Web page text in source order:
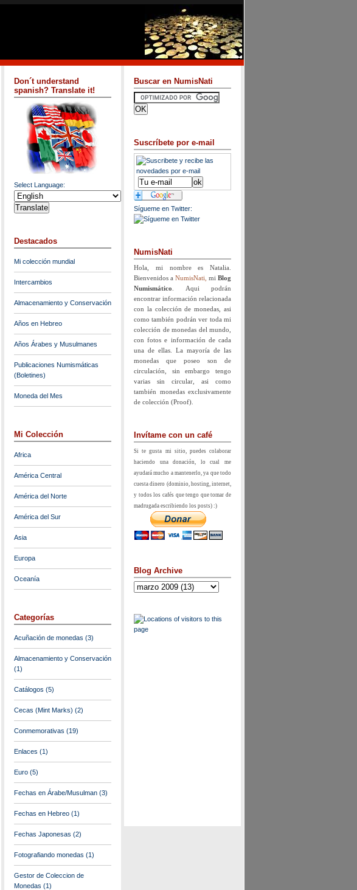
Don´t understand
spanish? Translate it!
Select Language:
Destacados
Mi colección mundial
Intercambios
Almacenamiento y Conservación
Años en Hebreo
Años Árabes y Musulmanes
Publicaciones Numismáticas
(Boletines)
Moneda del Mes
Mi Colección
Africa
América Central
América del Norte
América del Sur
Asia
Europa
Oceanía
Categorías
Acuñación de monedas (3)
Almacenamiento y Conservación
(1)
Catálogos (5)
Cecas (Mint Marks) (2)
Conmemorativas (19)
Enlaces (1)
Euro (5)
Fechas en Árabe/Musulman (3)
Fechas en Hebreo (1)
Fechas Japonesas (2)
Fotografiando monedas (1)
Gestor de Coleccion de
Monedas (1)
Buscar en NumisNati
Suscríbete por e-mail
Sígueme en Twitter:
NumisNati
Hola, mi nombre es Natalia.
Bienvenidos a NumisNati, mi Blog
Numismático . Aqui podrán
encontrar información relacionada
con la colección de monedas, asi
como también podrán ver toda mi
colección de monedas del mundo,
con fotos e información de cada
una de ellas. La mayoría de las
monedas que poseo son de
circulación, sin embargo tengo
varias sin circular, asi como
también monedas exclusivamente
de colección (Proof).
Invítame con un café
Si te gusta mi sitio, puedes colaborar
haciendo una donación, lo cual me
ayudará mucho a mantenerlo, ya que todo
cuesta dinero (dominio, hosting, internet,
y todos los cafés que tengo que tomar de
madrugada escribiendo los posts) :)
Blog Archive